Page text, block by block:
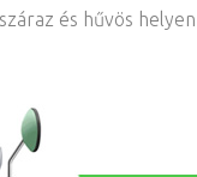
és hűvös